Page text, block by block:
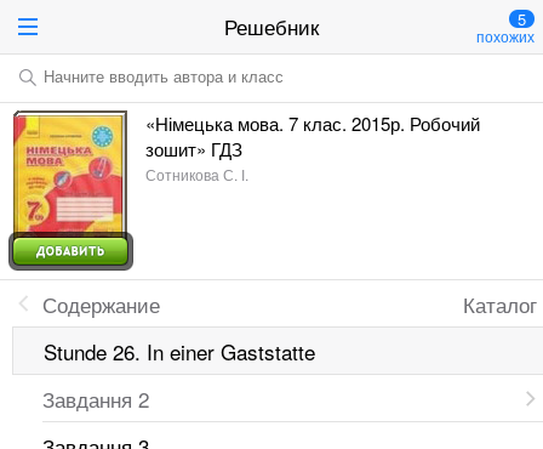
Решебник 5
похожих
Начните вводить автора и класс
«Німецька мова. 7 клас. 2015р. Робочий
зошит» ГДЗ
Сотникова С. І.
Каталог
Содержание
Stunde 26. In einer Gaststatte
Завдання 2